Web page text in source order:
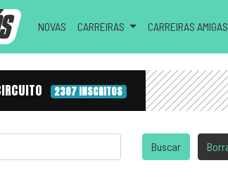
NOVAS CARREIRAS CARREIRAS AMIGAS
2387 INSCRITOS